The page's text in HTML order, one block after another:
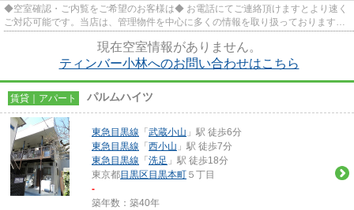
◆空室確認・ご内覧をご希望のお客様は◆ お電話にてご連絡頂けますとより速く
ご対応可能です。当店は、管理物件を中心に多くの情報を取り扱っております。
現在空室情報がありません。
ティンバー小林へのお問い合わせはこちら
賃貸｜アパート パルムハイツ
東急目黒線 「 武蔵小山 」駅 徒歩6分
東急目黒線 「 西小山 」駅 徒歩7分
東急目黒線 「 洗足 」駅 徒歩18分
東京都目黒区 目黒本町 ５丁目
-
築年数：築40年